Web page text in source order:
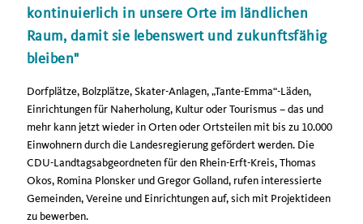
kontinuierlich in unsere Orte im ländlichen
Raum, damit sie lebenswert und zukunftsfähig
bleiben"
Dorfplätze, Bolzplätze, Skater-Anlagen, „Tante-Emma“-Läden,
Einrichtungen für Naherholung, Kultur oder Tourismus – das und
mehr kann jetzt wieder in Orten oder Ortsteilen mit bis zu 10.000
Einwohnern durch die Landesregierung gefördert werden. Die
CDU-Landtagsabgeordneten für den Rhein-Erft-Kreis, Thomas
Okos, Romina Plonsker und Gregor Golland, rufen interessierte
Gemeinden, Vereine und Einrichtungen auf, sich mit Projektideen
zu bewerben.